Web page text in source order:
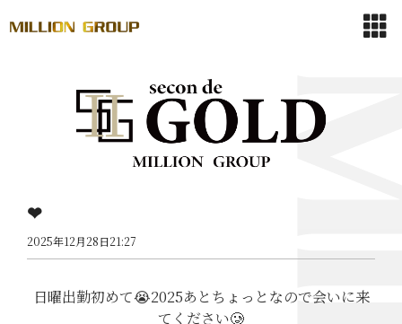
❤︎
2025年12月28日21:27
日曜出勤初めて😭2025あとちょっとなので会いに来
てください🥲